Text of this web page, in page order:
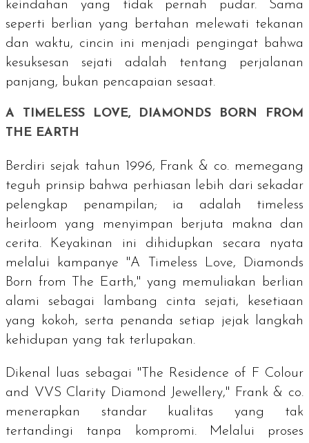
keindahan yang tidak pernah pudar. Sama
seperti berlian yang bertahan melewati tekanan
dan waktu, cincin ini menjadi pengingat bahwa
kesuksesan sejati adalah tentang perjalanan
panjang, bukan pencapaian sesaat.
A TIMELESS LOVE, DIAMONDS BORN FROM
THE EARTH
Berdiri sejak tahun 1996, Frank & co. memegang
teguh prinsip bahwa perhiasan lebih dari sekadar
pelengkap penampilan; ia adalah timeless
heirloom yang menyimpan berjuta makna dan
cerita. Keyakinan ini dihidupkan secara nyata
melalui kampanye "A Timeless Love, Diamonds
Born from The Earth," yang memuliakan berlian
alami sebagai lambang cinta sejati, kesetiaan
yang kokoh, serta penanda setiap jejak langkah
kehidupan yang tak terlupakan.
Dikenal luas sebagai "The Residence of F Colour
and VVS Clarity Diamond Jewellery," Frank & co.
menerapkan standar kualitas yang tak
tertandingi tanpa kompromi. Melalui proses